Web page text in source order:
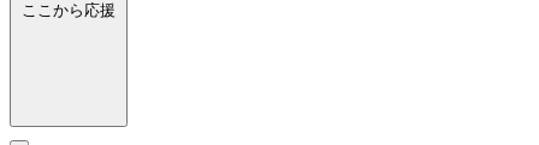
ここから応援